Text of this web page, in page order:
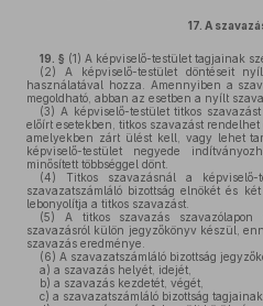
17. A
19. § (1) A képviselő-testület tagjainak
(2) A képviselő-testület döntéseit
használatával hozza. Amennyiben a
megoldható, abban az esetben a nyílt
(3) A képviselő-testület titkos
előírt esetekben, titkos szavazást
amelyekben zárt ülést kell, vagy lehet
képviselő-testület negyede
minősített többséggel dönt.
(4) Titkos szavazásnál a
szavazatszámláló bizottság elnökét és
lebonyolítja a titkos szavazást.
(5) A titkos szavazás
szavazásról külön jegyzőkönyv készül,
szavazás eredménye.
(6) A szavazatszámláló bizottság
a) a szavazás helyét, idejét,
b) a szavazás kezdetét, végét,
c) a szavazatszámláló bizottság